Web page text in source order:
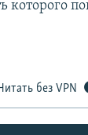
которого
без VPN